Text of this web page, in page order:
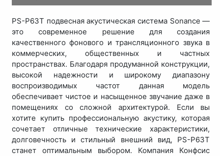
PS-P63T подвесная акустическая система Sonance —
это современное решение для создания
качественного фонового и трансляционного звука в
коммерческих, общественных и частных
пространствах. Благодаря продуманной конструкции,
высокой надежности и широкому диапазону
воспроизводимых частот данная модель
обеспечивает чистое и насыщенное звучание даже в
помещениях со сложной архитектурой. Если вы
хотите купить профессиональную акустику, которая
сочетает отличные технические характеристики,
долговечность и стильный внешний вид, PS-P63T
станет оптимальным выбором. Компания Конфсис